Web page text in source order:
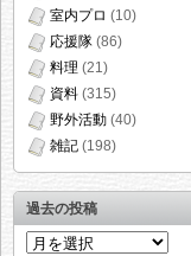
室内プロ (10)
応援隊 (86)
料理 (21)
資料 (315)
野外活動 (40)
雑記 (198)
過去の投稿
過